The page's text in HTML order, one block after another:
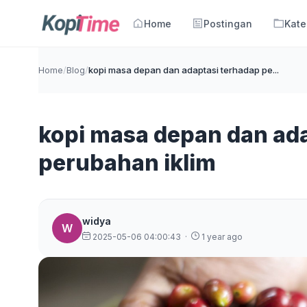
Home Postingan
Home/Blog/kopi masa depan dan adaptasi terhadap pe...
kopi masa depan dan
perubahan iklim
W
widya
2025-05-06 04:00:43 · 1 year ago